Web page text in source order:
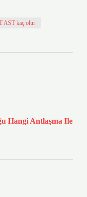
AST kaç olur
Hangi Antlaşma Ile